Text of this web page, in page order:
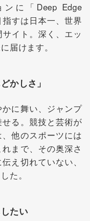
に「Deep Edge
すは日本一、世界
イト。深く、エッ
届けます。
かしさ」
に舞い、ジャンプ
る。競技と芸術が
他のスポーツには
まで、その奥深さ
え切れていない、
た。
たい